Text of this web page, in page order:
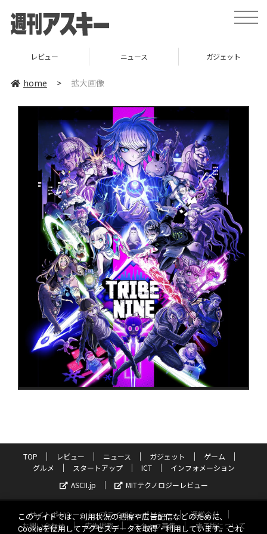
toggle
レビュー ニュース ガジェット
home > 拡大画像
TOP レビュー ニュース ガジェット
ゲーム
グルメ
スタートアップ ICT
インフォメーション
ASCII.jp
MITテクノロジーレビュー
サイトポリシー プライバシーポリシー
運営会社
お問い合わせ
広告掲載 スタッフ募集 電子版について
このサイトでは、利用状況の把握や広告配信などのために、
Cookieを使用してアクセスデータを取得・利用しています。これ